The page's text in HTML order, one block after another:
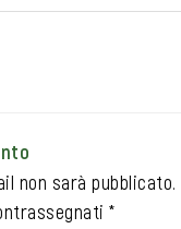
non sarà pubblicato.
*